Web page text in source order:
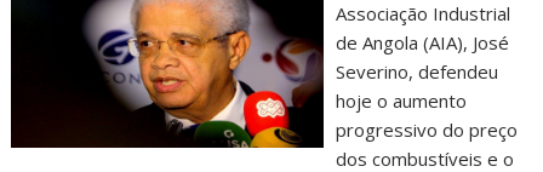
Associação Industrial
de Angola (AIA), José
Severino, defendeu
hoje o aumento
progressivo do preço
dos combustíveis e o